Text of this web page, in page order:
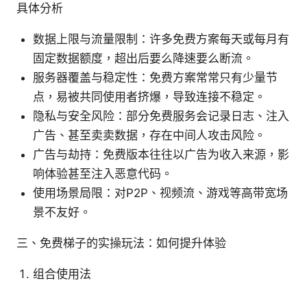
具体分析
数据上限与流量限制：许多免费方案每天或每月有
固定数据额度，超出后要么降速要么断流。
服务器覆盖与稳定性：免费方案常常只有少量节
点，易被共同使用者挤爆，导致连接不稳定。
隐私与安全风险：部分免费服务会记录日志、注入
广告、甚至卖卖数据，存在中间人攻击风险。
广告与劫持：免费版本往往以广告为收入来源，影
响体验甚至注入恶意代码。
使用场景局限：对P2P、视频流、游戏等高带宽场
景不友好。
三、免费梯子的实操玩法：如何提升体验
组合使用法